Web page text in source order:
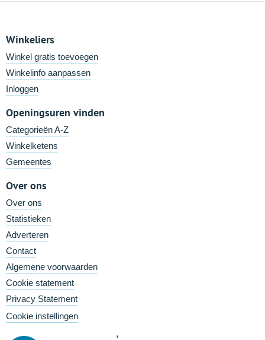
Winkeliers
Winkel gratis toevoegen
Winkelinfo aanpassen
Inloggen
Openingsuren vinden
Categorieën A-Z
Winkelketens
Gemeentes
Over ons
Over ons
Statistieken
Adverteren
Contact
Algemene voorwaarden
Cookie statement
Privacy Statement
Cookie instellingen